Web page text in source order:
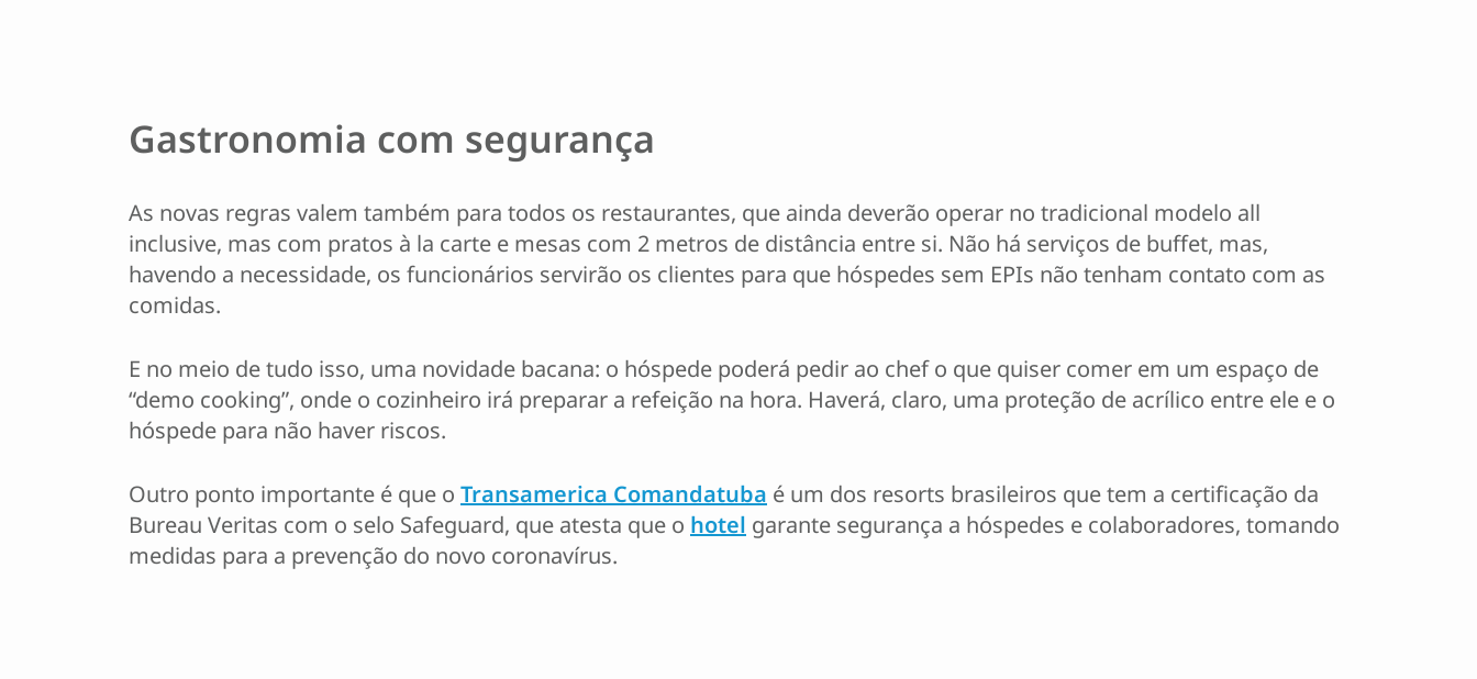
Gastronomia com segurança
As novas regras valem também para todos os restaurantes, que ainda deverão operar no tradicional modelo all
inclusive, mas com pratos à la carte e mesas com 2 metros de distância entre si. Não há serviços de buffet, mas,
havendo a necessidade, os funcionários servirão os clientes para que hóspedes sem EPIs não tenham contato com as
comidas.
E no meio de tudo isso, uma novidade bacana: o hóspede poderá pedir ao chef o que quiser comer em um espaço de
“demo cooking”, onde o cozinheiro irá preparar a refeição na hora. Haverá, claro, uma proteção de acrílico entre ele e o
hóspede para não haver riscos.
Outro ponto importante é que o Transamerica Comandatuba é um dos resorts brasileiros que tem a certificação da
Bureau Veritas com o selo Safeguard, que atesta que o hotel garante segurança a hóspedes e colaboradores, tomando
medidas para a prevenção do novo coronavírus.